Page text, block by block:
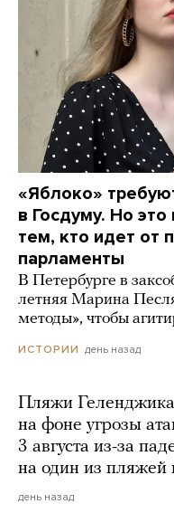
«Яблоко»
в Госдуму. Но
тем, кто идет от
парламенты
В Петербурге в
летняя Марина
методы», чтобы
ИСТОРИИ день назад
Пляжи
на фоне угрозы
3 августа из-за
на один из пляжей
день назад